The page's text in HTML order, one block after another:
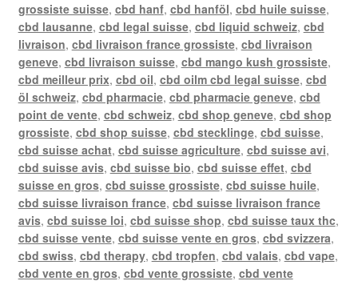
grossiste suisse, cbd hanf, cbd hanföl, cbd huile suisse,
cbd lausanne, cbd legal suisse, cbd liquid schweiz, cbd
livraison, cbd livraison france grossiste, cbd livraison
geneve, cbd livraison suisse, cbd mango kush grossiste,
cbd meilleur prix, cbd oil, cbd oilm cbd legal suisse, cbd
öl schweiz, cbd pharmacie, cbd pharmacie geneve, cbd
point de vente, cbd schweiz, cbd shop geneve, cbd shop
grossiste, cbd shop suisse, cbd stecklinge, cbd suisse,
cbd suisse achat, cbd suisse agriculture, cbd suisse avi,
cbd suisse avis, cbd suisse bio, cbd suisse effet, cbd
suisse en gros, cbd suisse grossiste, cbd suisse huile,
cbd suisse livraison france, cbd suisse livraison france
avis, cbd suisse loi, cbd suisse shop, cbd suisse taux thc,
cbd suisse vente, cbd suisse vente en gros, cbd svizzera,
cbd swiss, cbd therapy, cbd tropfen, cbd valais, cbd vape,
cbd vente en gros, cbd vente grossiste, cbd vente